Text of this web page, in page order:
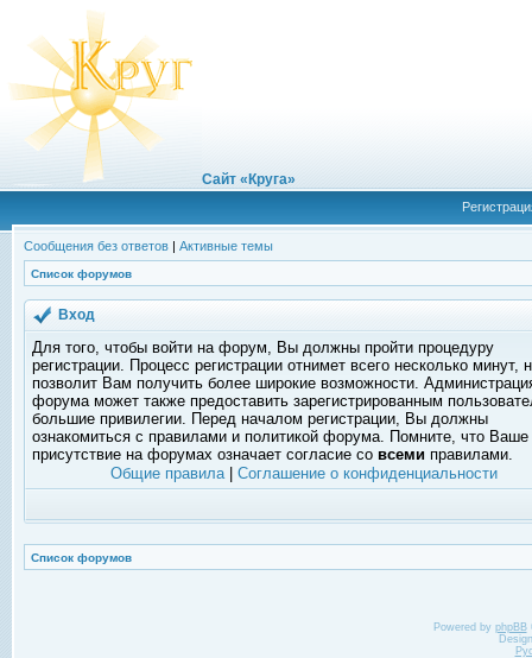
Сайт «Круга»
Сообщения без ответов | Активные темы
Список форумов
Вход
Для того, чтобы войти на форум, Вы должны пройти процедуру
регистрации. Процесс регистрации отнимет всего несколько минут,
позволит Вам получить более широкие возможности.
форума может также предоставить зарегистрированным
большие привилегии. Перед началом регистрации, Вы должны
ознакомиться с правилами и политикой форума. Помните, что Ваше
присутствие на форумах означает согласие со всеми правилами.
Общие правила| Соглашение о конфиденциальности
Список форумов
Powered by phpBB